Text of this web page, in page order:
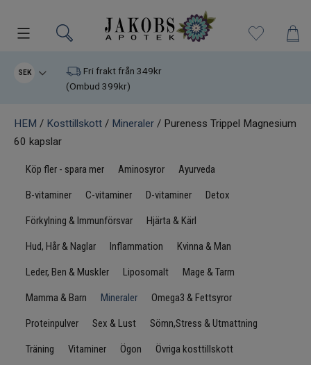
Kampanjer
Varumärken
Kosttillskott
Hudvård
Infrarött Ljus
Vattenrening & Övrigt
SEK
Fri frakt från 349kr
(Ombud 399kr)
HEM / Kosttillskott / Mineraler / Pureness Trippel Magnesium
60 kapslar
Köp fler - spara mer Aminosyror Ayurveda
B-vitaminer C-vitaminer D-vitaminer Detox
Förkylning & Immunförsvar Hjärta & Kärl
Hud, Hår & Naglar Inflammation Kvinna & Man
Leder, Ben & Muskler Liposomalt Mage & Tarm
Mamma & Barn Mineraler Omega3 & Fettsyror
Proteinpulver Sex & Lust Sömn,Stress & Utmattning
Träning Vitaminer Ögon Övriga kosttillskott